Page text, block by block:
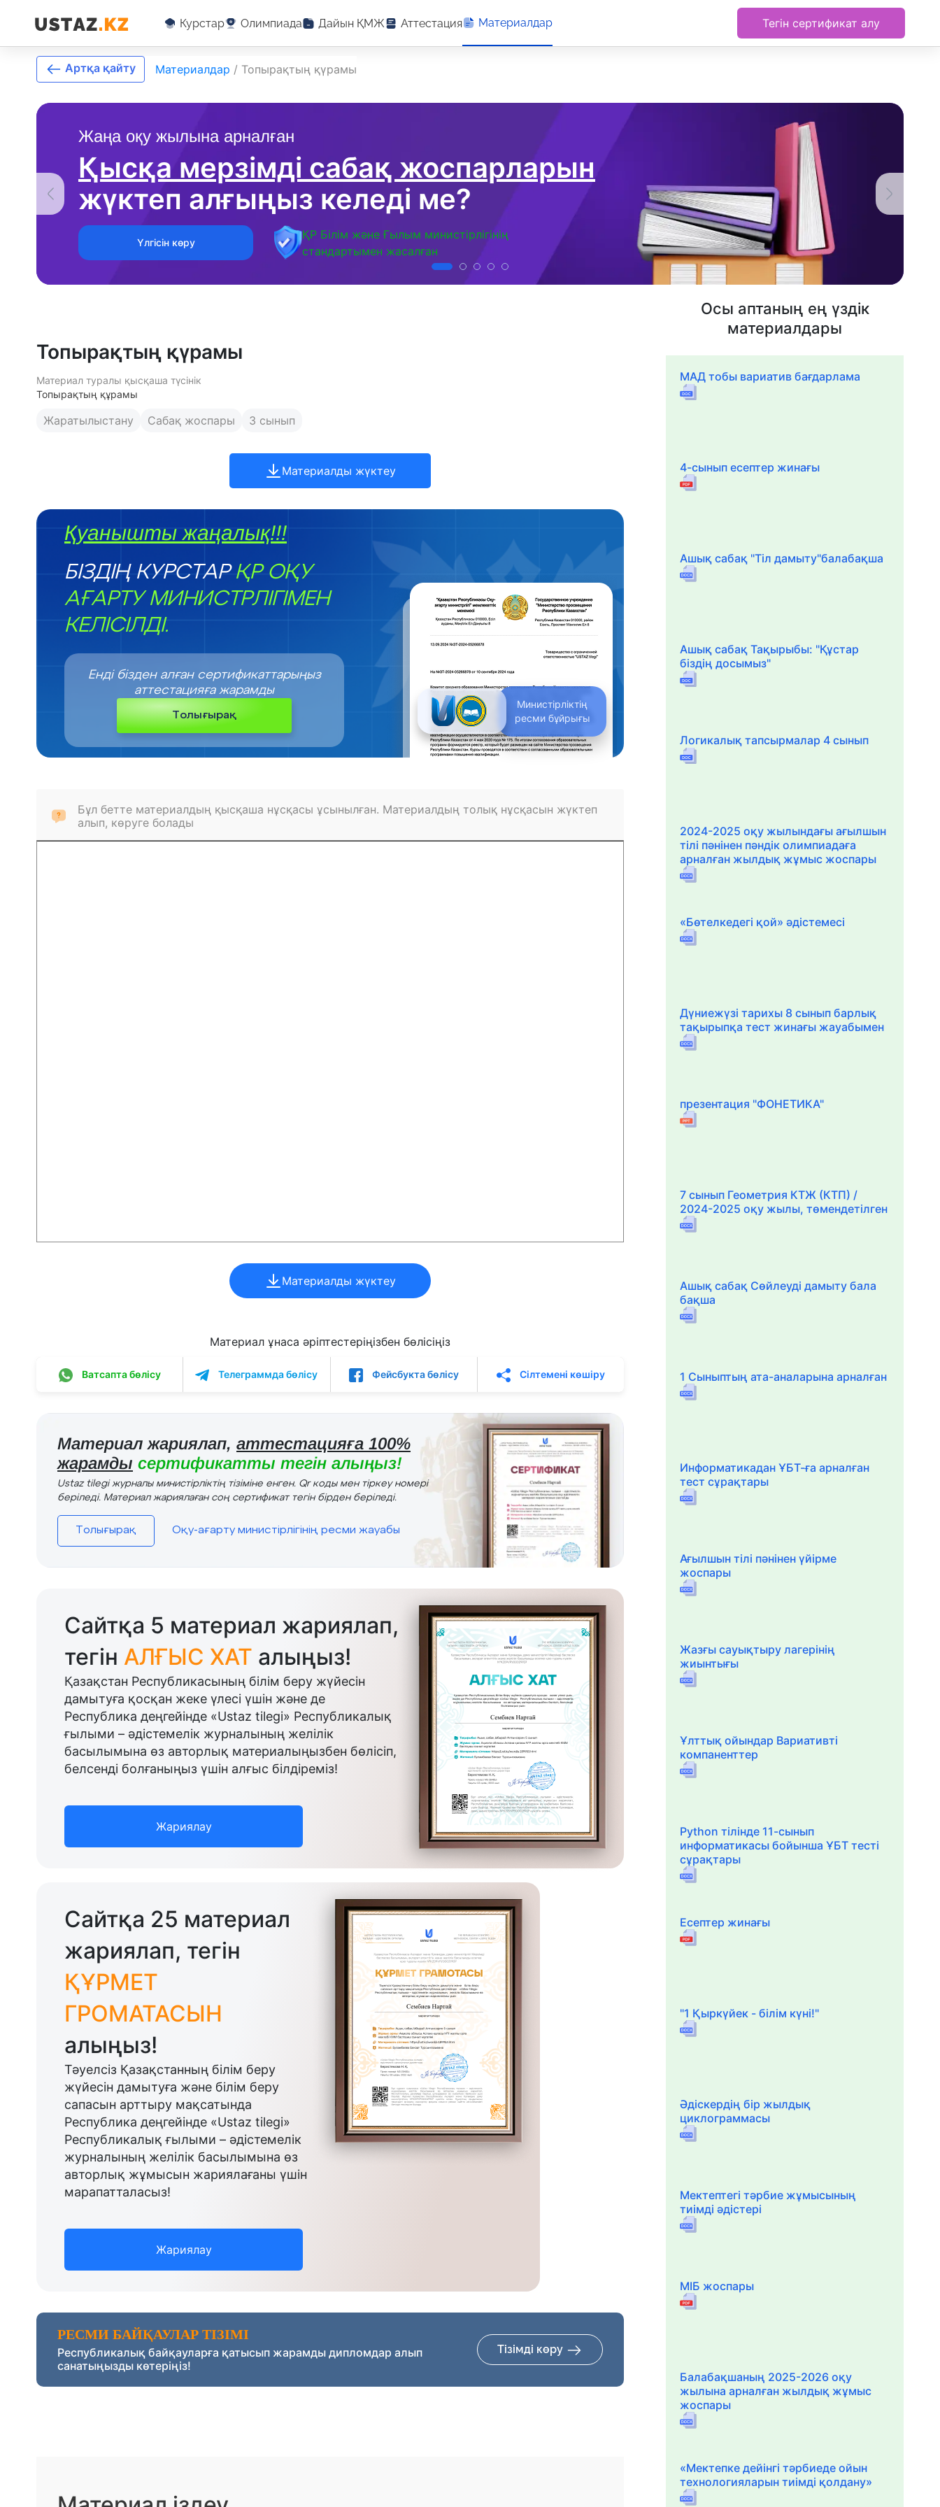
Курстар Олимпиада Дайын ҚМЖ Аттестация Материалдар Тегін сертификат алу
Жаңа оқу жылына арналған
Қысқа мерзімді сабақ жоспарларын
жүктеп алғыңыз келеді ме?
Үлгісін көру
ҚР Білім және Ғылым министірлігінің
стандартымен жасалған
Артқа қайту Материалдар / Топырақтың қүрамы
Топырақтың қүрамы
Материал туралы қысқаша түсінік
Топырақтың құрамы
Жаратылыстану Сабақ жоспары 3 сынып
Материалды жүктеу
Қуанышты жаңалық!!!
БІЗДІҢ КУРСТАР ҚР ОҚУ
АҒАРТУ МИНИСТРЛІГІМЕН
КЕЛІСІЛДІ.
Министірліктің
ресми бұйрығы
Енді бізден алған сертификаттарыңыз
аттестацияға жарамды
Толығырақ
Бұл бетте материалдың қысқаша нұсқасы ұсынылған. Материалдың толық нұсқасын жүктеп
алып, көруге болады
Материалды жүктеу
Материал ұнаса әріптестеріңізбен бөлісіңіз
Ватсапта бөлісу Телеграммда бөлісу Фейсбукта бөлісу Сілтемені көшіру
Материал жариялап, аттестацияға 100%
жарамды сертификатты тегін алыңыз!
Ustaz tilegi журналы министірліктің тізіміне енген. Qr коды мен тіркеу номері
беріледі. Материал жариялаған соң сертификат тегін бірден беріледі.
Толығырақ Оқу-ағарту министірлігінің ресми жауабы
Сайтқа 5 материал жариялап,
тегін АЛҒЫС ХАТ алыңыз!
Қазақстан Республикасының білім беру жүйесін
дамытуға қосқан жеке үлесі үшін және де
Республика деңгейінде «Ustaz tilegi» Республикалық
ғылыми – әдістемелік журналының желілік
басылымына өз авторлық материалыңызбен бөлісіп,
белсенді болғаныңыз үшін алғыс білдіреміз!
Жариялау
Сайтқа 25 материал
жариялап, тегін
ҚҰРМЕТ
ГРОМАТАСЫН
алыңыз!
Тәуелсіз Қазақстанның білім беру
жүйесін дамытуға және білім беру
сапасын арттыру мақсатында
Республика деңгейінде «Ustaz tilegi»
Республикалық ғылыми – әдістемелік
журналының желілік басылымына өз
авторлық жұмысын жариялағаны үшін
марапатталасыз!
Жариялау
РЕСМИ БАЙҚАУЛАР ТІЗІМІ
Республикалық байқауларға қатысып жарамды дипломдар алып
санатыңызды көтеріңіз!
Тізімді көру
Осы аптаның ең үздік
материалдары
МАД тобы вариатив бағдарлама
4-сынып есептер жинағы
Ашық сабақ "Тіл дамыту"балабақша
Ашық сабақ Тақырыбы: "Құстар
біздің досымыз"
Логикалық тапсырмалар 4 сынып
2024-2025 оқу жылындағы ағылшын
тілі пәнінен пәндік олимпиадаға
арналған жылдық жұмыс жоспары
«Бөтелкедегі қой» әдістемесі
Дүниежүзі тарихы 8 сынып барлық
тақырыпқа тест жинағы жауабымен
презентация "ФОНЕТИКА"
7 сынып Геометрия КТЖ (КТП) /
2024-2025 оқу жылы, төмендетілген
Ашық сабақ Сөйлеуді дамыту бала
бақша
1 Сыныптың ата-аналарына арналған
Информатикадан ҰБТ-ға арналған
тест сұрақтары
Ағылшын тілі пәнінен үйірме
жоспары
Жазғы сауықтыру лагерінің
жиынтығы
Ұлттық ойындар Вариативті
компаненттер
Python тілінде 11-сынып
информатикасы бойынша ҰБТ тесті
сұрақтары
Есептер жинағы
"1 Қыркүйек - білім күні!"
Әдіскердің бір жылдық
циклограммасы
Мектептегі тәрбие жұмысының
тиімді әдістері
МІБ жоспары
Балабақшаның 2025-2026 оқу
жылына арналған жылдық жұмыс
жоспары
«Мектепке дейінгі тәрбиеде ойын
технологияларын тиімді қолдану»